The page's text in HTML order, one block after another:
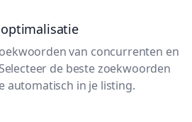
van concurrenten en
de beste zoekwoorden
automatisch in je listing.